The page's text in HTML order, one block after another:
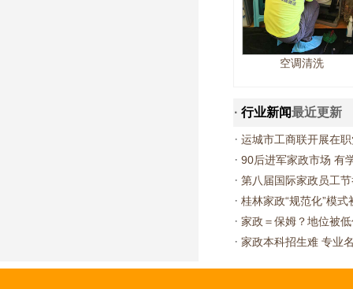
空调清洗
· 行业新闻最近更新
· 运城市工商联开展在
· 90后进军家政市场 有
· 第八届国际家政员工
· 桂林家政“规范化”模
· 家政＝保姆？地位被
· 家政本科招生难 专业